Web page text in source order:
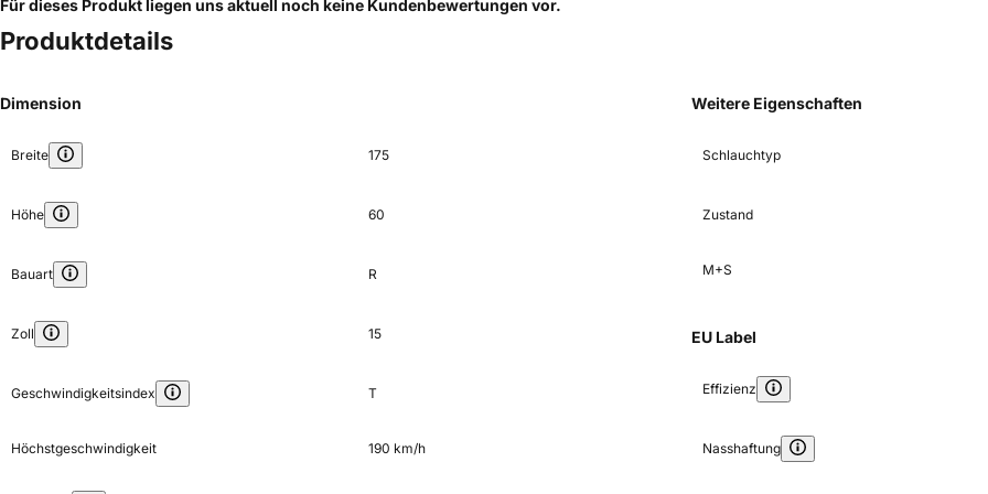
Für dieses Produkt liegen uns aktuell noch keine Kundenbewertungen vor.
Produktdetails
Dimension
Breite 175
Höhe 60
Bauart R
Zoll 15
Geschwindigkeitsindex T
Höchstgeschwindigkeit 190 km/h
Weitere Eigenschaften
Schlauchtyp
Zustand
M+S
EU Label
Effizienz
Nasshaftung